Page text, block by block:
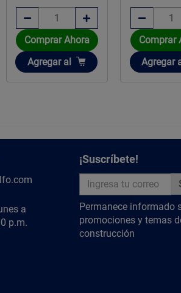
Comprar Ahora
Añadir
Agregar al
Comprar
Añadir
Agregar
a
p.m.
¡Suscríbete!
Permanece informado
promociones y temas
construcción